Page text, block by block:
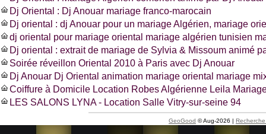
Dj Oriental : Dj Anouar mariage franco-marocain
Dj oriental : dj Anouar pour un mariage Algérien, mariage
dj oriental pour mariage oriental mariage algérien tunisien
Dj oriental : extrait de mariage de Sylvia & Missoum animé
Soirée réveillon Oriental 2010 à Paris avec Dj Anouar
Dj Anouar Dj Oriental animation mariage oriental mariage
Coiffure à Domicile Location Robes Algérienne Leila
LES SALONS LYNA - Location Salle Vitry-sur-seine 94
GeoGood © Aug-2026 |